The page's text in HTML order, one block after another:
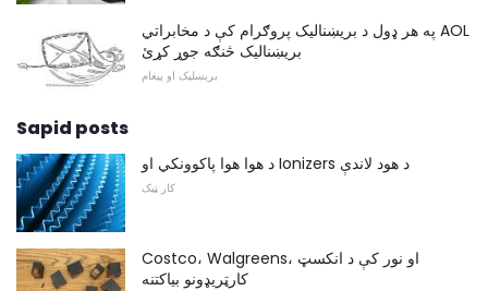
په هر ډول د بریښنالیک پروګرام کې د مخابراتي AOL
بریښنالیک څنګه جوړ کړئ
برېښلیک او پیغام
Sapid posts
د هوا هوا پاکوونکي او Ionizers د هود لاندې
کار ټیک
Costco، Walgreens، او نور کې د انکسټ
کارټریډونو بیاکتنه